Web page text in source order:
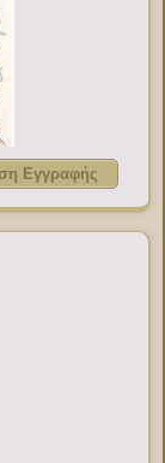
Εγγραφής